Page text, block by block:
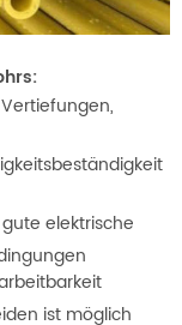
elektrische
ist möglich